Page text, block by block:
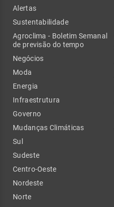
Alertas
Sustentabilidade
Agroclima - Boletim Semanal
de previsão do tempo
Negócios
Moda
Energia
Infraestrutura
Governo
Mudanças Climáticas
Sul
Sudeste
Centro-Oeste
Nordeste
Norte